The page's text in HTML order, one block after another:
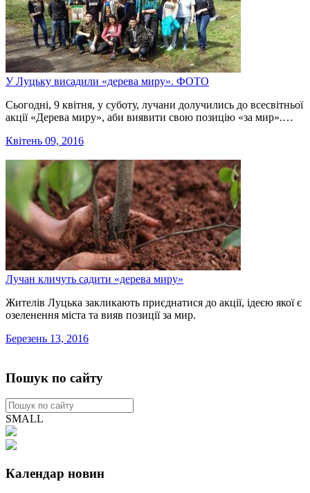
У Луцьку висадили «дерева миру». ФОТО
Сьогодні, 9 квітня, у суботу, лучани долучились до всесвітньої
акції «Дерева миру», аби виявити свою позицію «за мир».…
Квітень 09, 2016
Лучан кличуть садити «дерева миру»
Жителів Луцька закликають приєднатися до акції, ідеєю якої є
озеленення міста та вияв позиції за мир.
Березень 13, 2016
Пошук по сайту
SMALL
Календар новин